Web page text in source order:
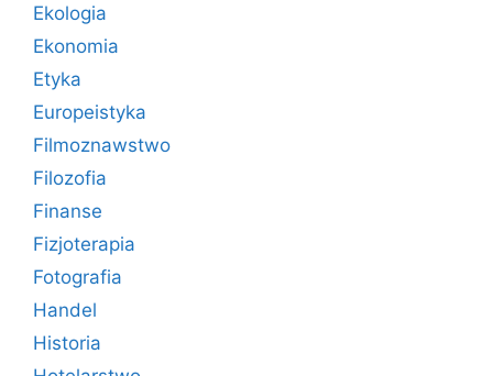
Ekologia
Ekonomia
Etyka
Europeistyka
Filmoznawstwo
Filozofia
Finanse
Fizjoterapia
Fotografia
Handel
Historia